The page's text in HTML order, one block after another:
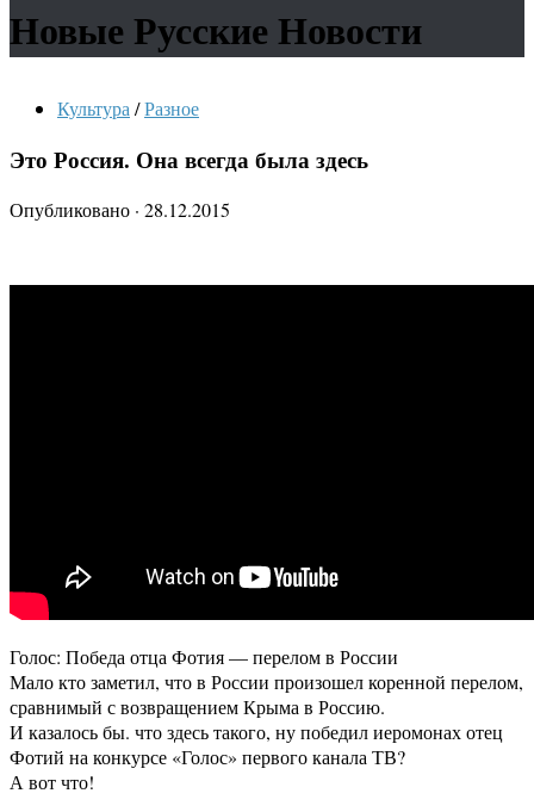
Новые Русские Новости
Культура /Разное
Это Россия. Она всегда была здесь
Опубликовано · 28.12.2015
Голос: Победа отца Фотия — перелом в России
Мало кто заметил, что в России произошел коренной перелом,
сравнимый с возвращением Крыма в Россию.
И казалось бы. что здесь такого, ну победил иеромонах отец
Фотий на конкурсе «Голос» первого канала ТВ?
А вот что!